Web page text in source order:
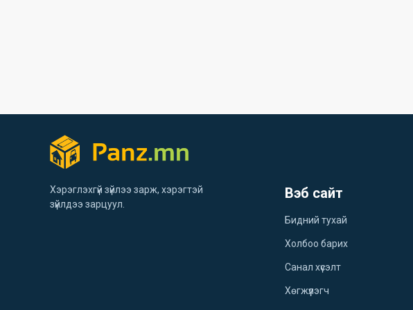
Хэрэглэхгүй зүйлээ зарж, хэрэгтэй
зүйлдээ зарцуул.
Вэб сайт
Бидний тухай
Холбоо барих
Санал хүсэлт
Хөгжүүлэгч